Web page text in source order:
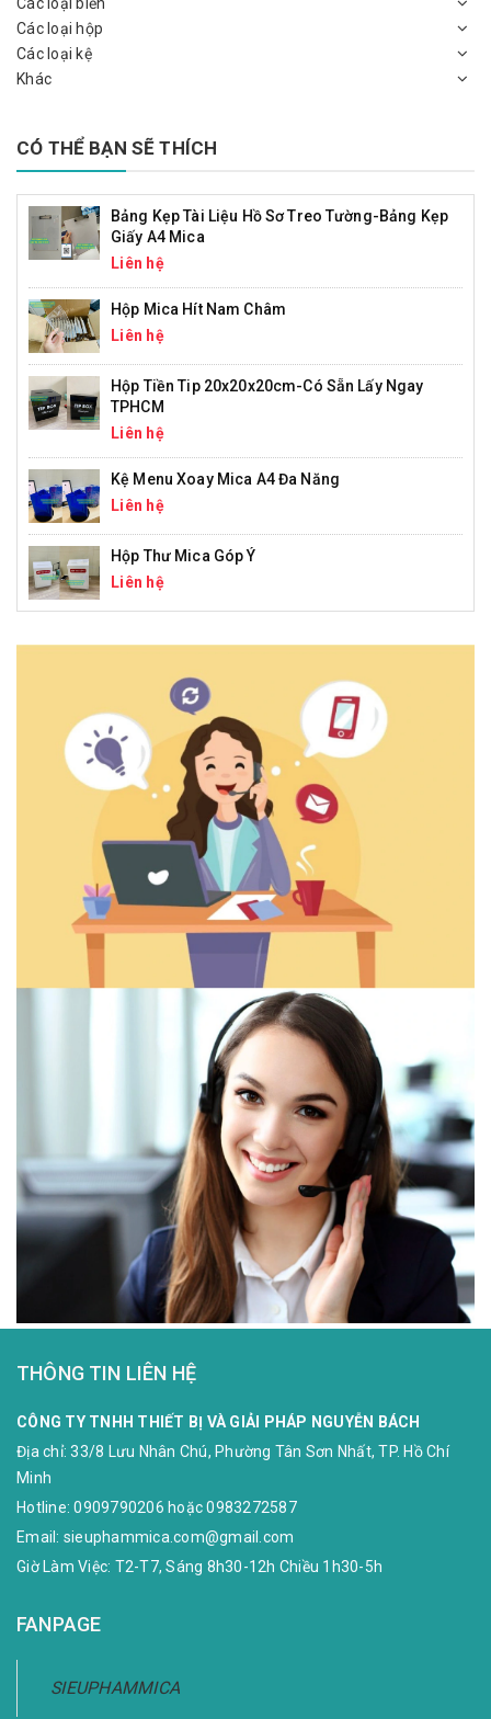
Các loại biển
Các loại hộp
Các loại kệ
Khác
CÓ THỂ BẠN SẼ THÍCH
Bảng Kẹp Tài Liệu Hồ Sơ Treo Tường-Bảng Kẹp
Giấy A4 Mica
Liên hệ
Hộp Mica Hít Nam Châm
Liên hệ
Hộp Tiền Tip 20x20x20cm-Có Sẵn Lấy Ngay
TPHCM
Liên hệ
Kệ Menu Xoay Mica A4 Đa Năng
Liên hệ
Hộp Thư Mica Góp Ý
Liên hệ
THÔNG TIN LIÊN HỆ
CÔNG TY TNHH THIẾT BỊ VÀ GIẢI PHÁP NGUYỄN BÁCH
Địa chỉ:33/8 Lưu Nhân Chú, Phường Tân Sơn Nhất, TP. Hồ Chí
Minh
Hotline:0909790206 hoặc0983272587
Email: sieuphammica.com@gmail.com
Giờ Làm Việc: T2-T7, Sáng 8h30-12h Chiều 1h30-5h
FANPAGE
SIEUPHAMMICA